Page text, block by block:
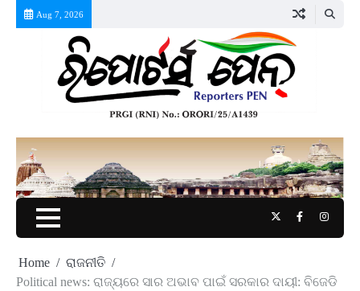
Aug 7, 2026
TwitterFacebook
Home
ରାଜନୀତି
Political news: ରାଜ୍ୟରେ ସାର ଅଭାବ ପାଇଁ ସରକାର ଦାୟୀ: ବିଜେଡି